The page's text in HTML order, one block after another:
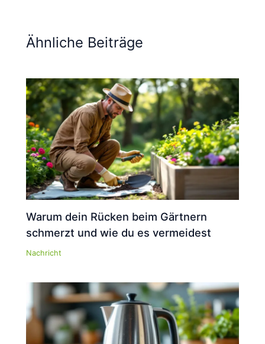
Ähnliche Beiträge
Warum dein Rücken beim Gärtnern
schmerzt und wie du es vermeidest
Nachricht